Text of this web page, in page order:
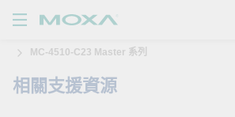
品
決方案
MC-4510-C23 Master 系列
相關支援資源
查看詢價明細